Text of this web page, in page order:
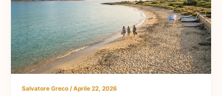
Salvatore Greco/Aprile 22, 2026